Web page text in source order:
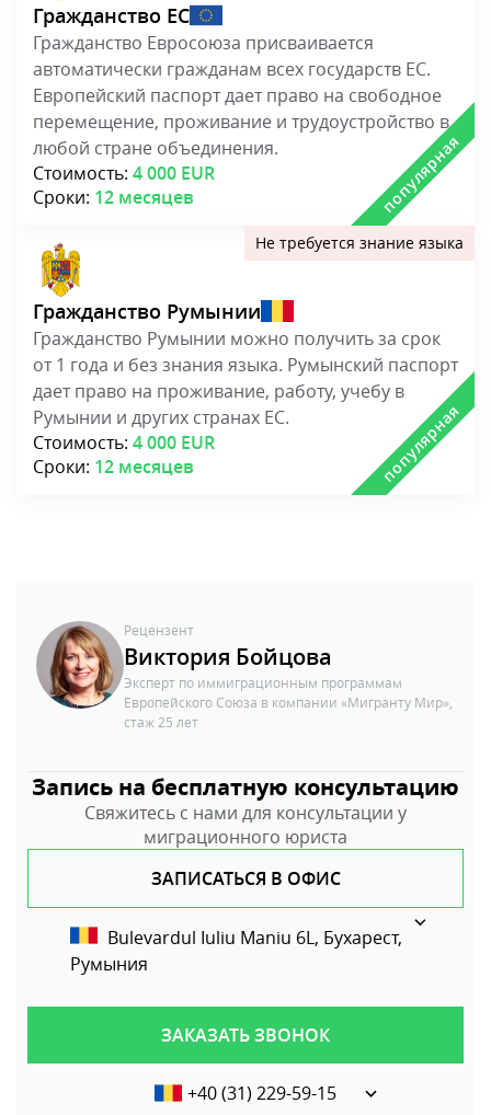
Гражданство ЕС
Гражданство Евросоюза присваивается
автоматически гражданам всех государств ЕС.
Европейский паспорт дает право на свободное
перемещение, проживание и трудоустройство в
любой стране объединения.
Стоимость: 4 000 EUR
Сроки: 12 месяцев
Гражданство Румынии
Гражданство Румынии можно получить за срок
от 1 года и без знания языка. Румынский паспорт
дает право на проживание, работу, учебу в
Румынии и других странах ЕС.
Стоимость: 4 000 EUR
Сроки: 12 месяцев
Рецензент
Виктория Бойцова
Эксперт по иммиграционным программам
Европейского Союза в компании «Мигранту Мир»,
стаж 25 лет
Запись на бесплатную консультацию
Свяжитесь с нами для консультации у
миграционного юриста
ЗАПИСАТЬСЯ В ОФИС
Bulevardul Iuliu Maniu 6L, Бухарест,
Румыния
ЗАКАЗАТЬ ЗВОНОК
+40 (31) 229-59-15